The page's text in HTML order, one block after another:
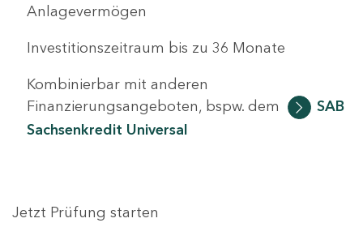
Anlagevermögen
Investitionszeitraum bis zu 36 Monate
Kombinierbar mit anderen
Finanzierungsangeboten, bspw. dem
SAB
Sachsenkredit Universal
Jetzt Prüfung starten